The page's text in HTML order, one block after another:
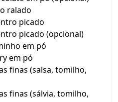
ralado
picado
picado (opcional)
em pó
em pó
finas (salsa, tomilho,
finas (sálvia, tomilho,